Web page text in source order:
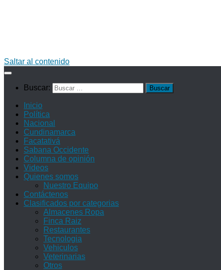
Saltar al contenido
Buscar:
Inicio
Política
Nacional
Cundinamarca
Facatativá
Sabana Occidente
Columna de opinión
Videos
Quienes somos
Nuestro Equipo
Contáctenos
Clasificados por categorias
Almacenes Ropa
Finca Raiz
Restaurantes
Tecnologia
Vehiculos
Veterinarias
Otros